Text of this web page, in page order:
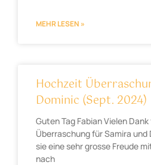
MEHR LESEN »
Hochzeit
Dominic (Sept. 2024)
Guten Tag Fabian Vielen
Überraschung für Samira und
sie eine sehr grosse Freude
nach